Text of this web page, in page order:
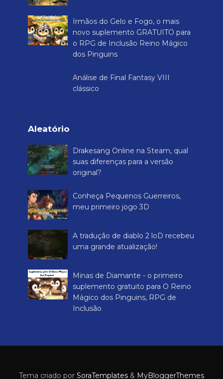
Irmãos do Gelo e Fogo, o mais
novo suplemento GRATUITO para
o RPG de Inclusão Reino Mágico
dos Pinguins
Análise de Final Fantasy VIII
clássico
Aleatório
Drakesang Online na Steam, qual
suas diferenças para a versão
original?
Conheça Pequenos Guerreiros,
meu primeiro jogo 3D
A tradução de diablo 2 loD recebeu
uma grande atualização!
Minas de Diamante - o primeiro
suplemento gratuito para O Reino
Mágico dos Pinguins, RPG de
Inclusão
Tema criado por SoraTemplates& MyBloggerThemes